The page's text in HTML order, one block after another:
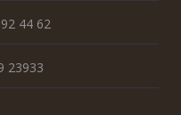
44 62
23933